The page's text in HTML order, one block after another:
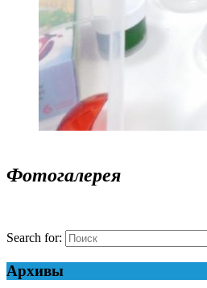
Фотогалерея
Search for:
Архивы